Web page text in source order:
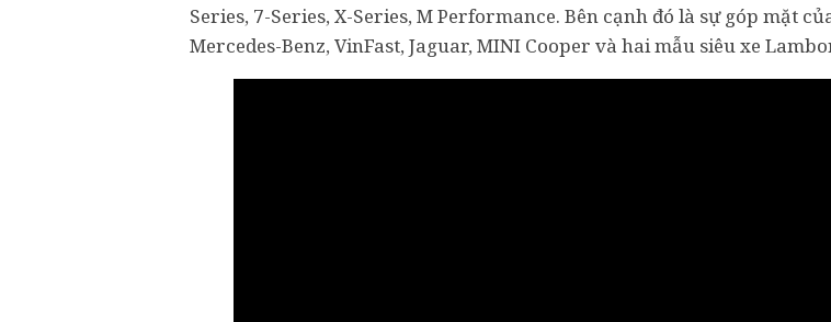
Series, 7-Series, X-Series, M Performance. Bên cạnh đó là sự góp mặt
Mercedes-Benz, VinFast, Jaguar, MINI Cooper và hai mẫu siêu xe